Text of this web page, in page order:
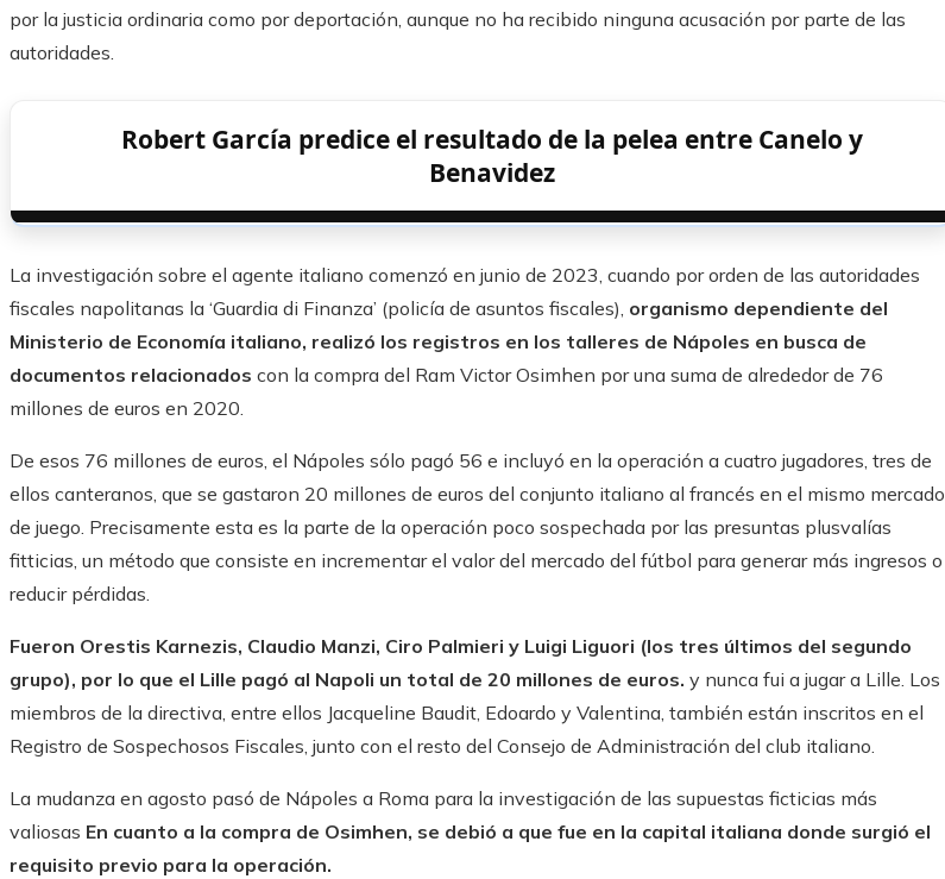
por la justicia ordinaria como por deportación, aunque no ha recibido ninguna acusación por parte de las
autoridades.
Robert García predice el resultado de la pelea entre Canelo y
Benavidez
La investigación sobre el agente italiano comenzó en junio de 2023, cuando por orden de las autoridades
fiscales napolitanas la ‘Guardia di Finanza’ (policía de asuntos fiscales), organismo dependiente del
Ministerio de Economía italiano, realizó los registros en los talleres de Nápoles en busca de
documentos relacionados con la compra del Ram Victor Osimhen por una suma de alrededor de 76
millones de euros en 2020.
De esos 76 millones de euros, el Nápoles sólo pagó 56 e incluyó en la operación a cuatro jugadores, tres de
ellos canteranos, que se gastaron 20 millones de euros del conjunto italiano al francés en el mismo mercado
de juego. Precisamente esta es la parte de la operación poco sospechada por las presuntas plusvalías
fitticias, un método que consiste en incrementar el valor del mercado del fútbol para generar más ingresos o
reducir pérdidas.
Fueron Orestis Karnezis, Claudio Manzi, Ciro Palmieri y Luigi Liguori (los tres últimos del segundo
grupo), por lo que el Lille pagó al Napoli un total de 20 millones de euros. y nunca fui a jugar a Lille. Los
miembros de la directiva, entre ellos Jacqueline Baudit, Edoardo y Valentina, también están inscritos en el
Registro de Sospechosos Fiscales, junto con el resto del Consejo de Administración del club italiano.
La mudanza en agosto pasó de Nápoles a Roma para la investigación de las supuestas ficticias más
valiosas En cuanto a la compra de Osimhen, se debió a que fue en la capital italiana donde surgió el
requisito previo para la operación.